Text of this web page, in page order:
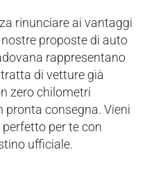
rinunciare ai vantaggi
nostre proposte di auto
rappresentano
tratta di vetture già
zero chilometri
pronta consegna. Vieni
per te con
ufficiale.